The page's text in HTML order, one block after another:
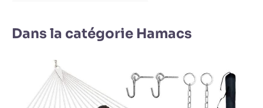
Dans la catégorie Hamacs